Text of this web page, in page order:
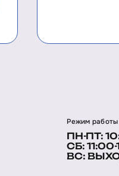
Режим работы
ПН-ПТ:
СБ:
ВС: